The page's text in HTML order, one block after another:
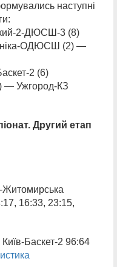
наступні
2-ДЮСШ-3 (8)
ОДЮСШ (2) —
2 (6)
— Ужгород-КЗ
Другий етап
16:33, 23:15,
Баскет-2 96:64